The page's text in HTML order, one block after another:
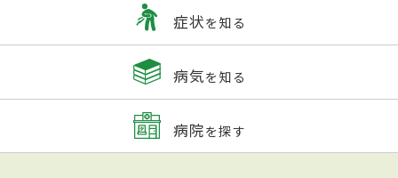
症状を知る
病気を知る
病院を探す